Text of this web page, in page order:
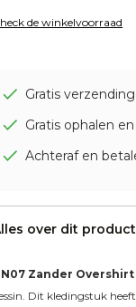
de winkelvoorraad
Gratis
Gratis ophalen
Achteraf en
over dit product
Zander Overshirt
Dit kledingstuk